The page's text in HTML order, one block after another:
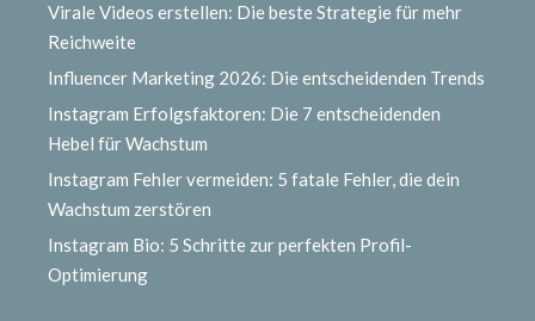
Virale Videos erstellen: Die beste Strategie für mehr
Reichweite
Influencer Marketing 2026: Die entscheidenden Trends
Instagram Erfolgsfaktoren: Die 7 entscheidenden
Hebel für Wachstum
Instagram Fehler vermeiden: 5 fatale Fehler, die dein
Wachstum zerstören
Instagram Bio: 5 Schritte zur perfekten Profil-
Optimierung